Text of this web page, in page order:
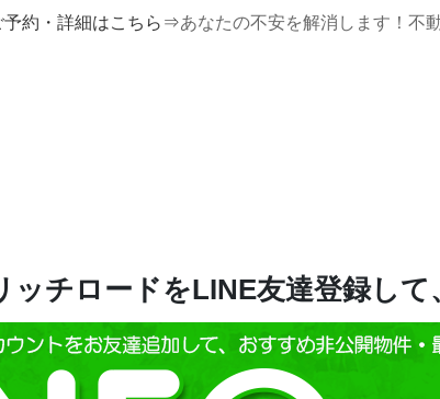
約・詳細はこちら⇒あなたの不安を解消します！不
会社リッチロー
ッチロードをLINE友達登録し